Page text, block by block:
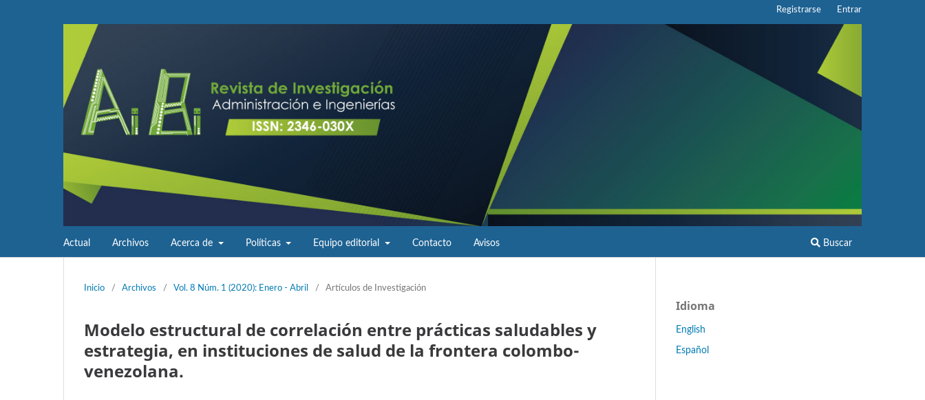
Actual Archivos Acerca de Políticas Equipo editorial Contacto Avisos Buscar
Registrarse Entrar
Inicio / Archivos / Vol. 8 Núm. 1 (2020): Enero - Abril / Artículos de Investigación
Modelo estructural de correlación entre prácticas saludables y
estrategia, en instituciones de salud de la frontera colombo-
venezolana.
Idioma
English
Español